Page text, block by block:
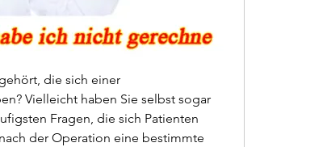
die sich einer
Vielleicht haben Sie selbst sogar
Fragen, die sich Patienten
der Operation eine bestimmte